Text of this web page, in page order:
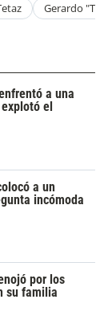
Gerardo
a una
el
a un
incómoda
por los
su familia